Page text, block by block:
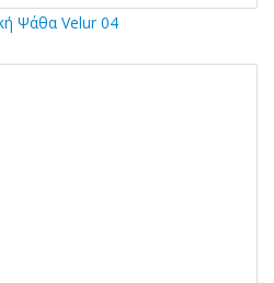
Ψάθα Velur 04